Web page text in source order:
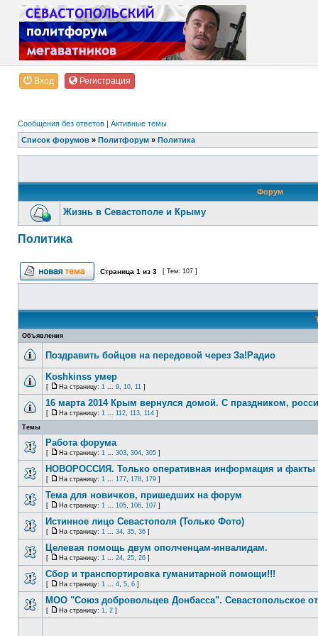
Вход Регистрация
Сообщения без ответов | Активные темы
Список форумов » Политфорум » Политика
Форум
Жизнь в Севастополе и Крыму
Политика
Страница 1 из 3 [ Тем: 107 ]
Объявления
Поздравить бойцов на передовой через За!Радио
Koshkinss умер
[ На страницу: 1 ... 9, 10, 11 ]
16 марта 2014 Крым вернулся домой. С праздником,
[ На страницу: 1 ... 112, 113, 114 ]
Темы
Работа форума
[ На страницу: 1 ... 303, 304, 305 ]
НОВОРОССИЯ. Только оперативная информация и факты
[ На страницу: 1 ... 177, 178, 179 ]
Тема для новичков, пришедших на форум
[ На страницу: 1 ... 105, 106, 107 ]
Истинное лицо Севастополя (Только Фото)
[ На страницу: 1 ... 34, 35, 36 ]
Целевая помощь двум ополченцам-инвалидам.
[ На страницу: 1 ... 24, 25, 26 ]
Сбор и транспортировка гуманитарной помощи!!!
[ На страницу: 1 ... 4, 5, 6 ]
МОО "Союз добровольцев Донбасса". Севастопольское
[ На страницу: 1, 2 ]